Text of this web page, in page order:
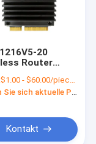
20
Router
Modul
$1.00 - $60.00/pieces
Kontakt